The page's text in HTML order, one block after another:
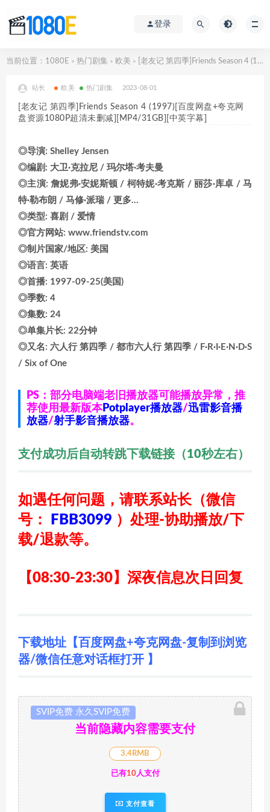
登录
当前位置： 1080E > 热门剧集 > 欧美 > [老友记 第四季]Friends Season 4 (1997)[百度网盘+夸克网盘资源1080P超清未删减][MP4/31GB][中英字幕]
站长 欧美 热门剧集 2023-08-01
[老友记 第四季]Friends Season 4 (1997)[百度网盘+夸克网
盘资源1080P超清未删减][MP4/31GB][中英字幕]
◎导演: Shelley Jensen
◎编剧: 大卫·克拉尼 / 玛尔塔·考夫曼
◎主演: 詹妮弗·安妮斯顿 / 柯特妮·考克斯 / 丽莎·库卓 / 马
特·勒布朗 / 马修·派瑞 / 更多…
◎类型: 喜剧 / 爱情
◎官方网站: www.friendstv.com
◎制片国家/地区: 美国
◎语言: 英语
◎首播: 1997-09-25(美国)
◎季数: 4
◎集数: 24
◎单集片长: 22分钟
◎又名: 六人行 第四季 / 都市六人行 第四季 / F·R·I·E·N·D·S
/ Six of One
PS：部分电脑端老旧播放器可能播放异常，推
荐使用最新版本Potplayer播放器/迅雷影音播
放器/射手影音播放器。
支付成功后自动转跳下载链接（10秒左右）
如遇任何问题，请联系站长（微信
号：
FBB3099 ） 处理-协助播放/下
载/退款等。
【08:30-23:30】深夜信息次日回复
下载地址【百度网盘+夸克网盘-复制到浏览
器/微信任意对话框打开 】
SVIP免费 永久SVIP免费
当前隐藏内容需要支付
3.4RMB
已有10人支付
支付查看